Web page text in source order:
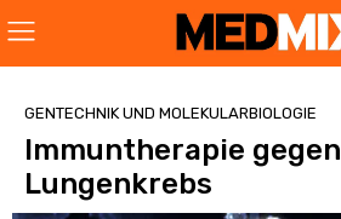
GENTECHNIK UND MOLEKULARBIOLOGIE
Immuntherapie gegen
Lungenkrebs